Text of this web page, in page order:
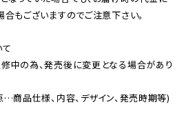
もございますのでご注意下さい。
中の為、発売後に変更となる場合があり
商品仕様、内容、デザイン、発売時期等)